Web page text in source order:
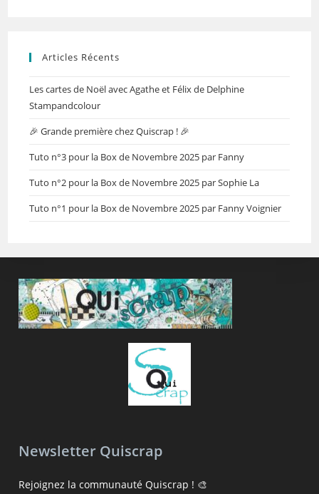
Articles Récents
Les cartes de Noël avec Agathe et Félix de Delphine
Stampandcolour
🎉 Grande première chez Quiscrap ! 🎉
Tuto n°3 pour la Box de Novembre 2025 par Fanny
Tuto n°2 pour la Box de Novembre 2025 par Sophie La
Tuto n°1 pour la Box de Novembre 2025 par Fanny Voignier
Newsletter Quiscrap
Rejoignez la communauté Quiscrap ! 🎨